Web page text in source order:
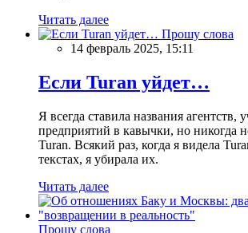
Читать далее
Прошу слова
14 февраль 2025, 15:11
Если Turan уйдет…
Я всегда ставила названия агентств,
предприятий в кавычки, но никогда
Turan. Всякий раз, когда я видела
текстах, я убирала их.
Читать далее
Прошу слова